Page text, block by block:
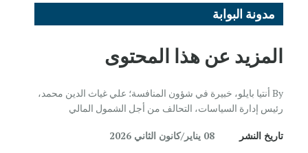
مدونة البوابة
المزيد عن هذا المحتوى
By أنتيا بايلو، خبيرة في شؤون المنافسة؛ علي غياث الدين محمد،
رئيس إدارة السياسات، التحالف من أجل الشمول المالي
تاريخ النشر 08 يناير/كانون الثاني 2026